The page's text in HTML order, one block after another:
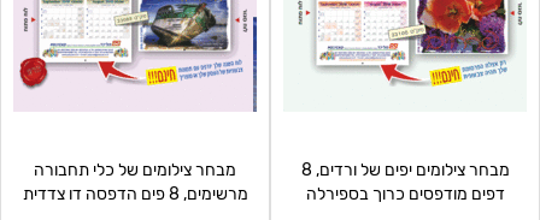
מבחר צילומים יפים של ורדים, 8
דפים מודפסים כרוך בספירלה
מבחר צילומים של כלי תחבורה
מרשימים, 8 פים הדפסה דו צדדית